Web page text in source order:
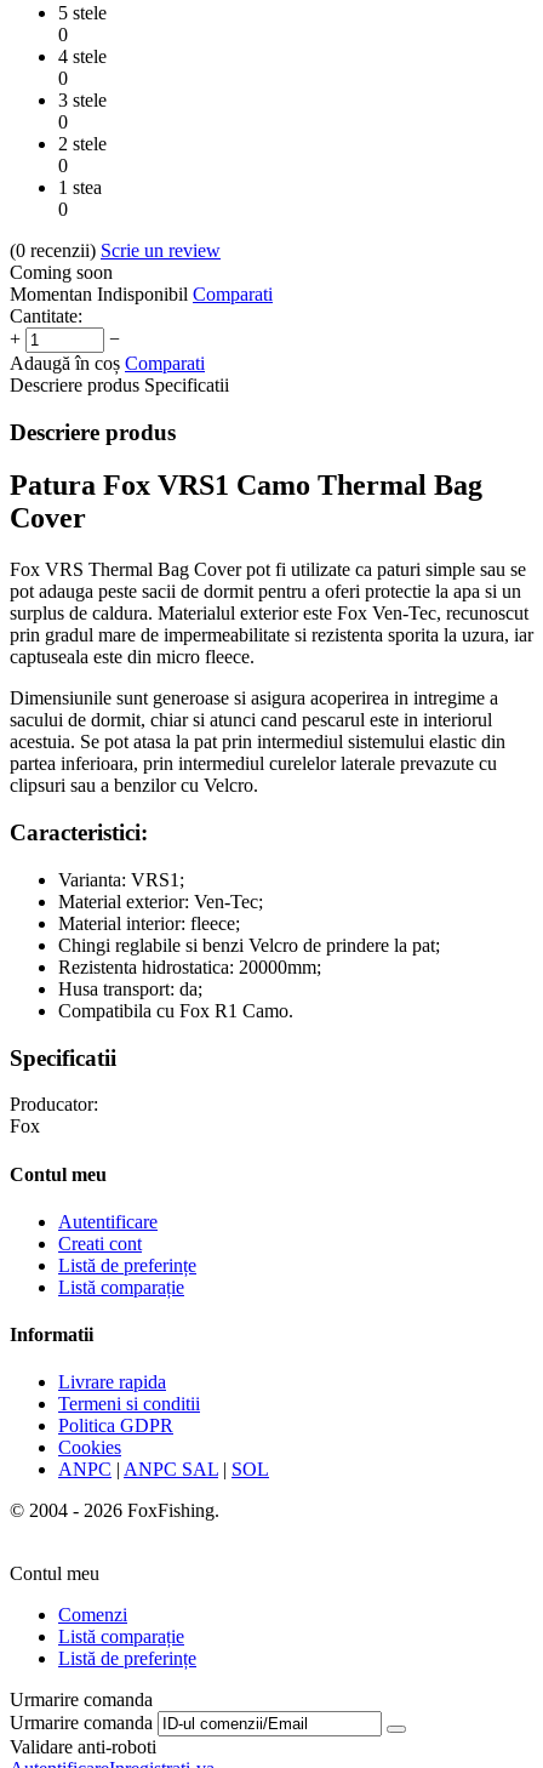
5 stele
0
4 stele
0
3 stele
0
2 stele
0
1 stea
0
(0 recenzii) Scrie un review
Coming soon
Momentan Indisponibil Comparati
Cantitate:
+
−
Adaugă în coș Comparati
Descriere produs Specificatii
Descriere produs
Patura Fox VRS1 Camo Thermal Bag
Cover
Fox VRS Thermal Bag Cover pot fi utilizate ca paturi simple sau se
pot adauga peste sacii de dormit pentru a oferi protectie la apa si un
surplus de caldura. Materialul exterior este Fox Ven-Tec, recunoscut
prin gradul mare de impermeabilitate si rezistenta sporita la uzura, iar
captuseala este din micro fleece.
Dimensiunile sunt generoase si asigura acoperirea in intregime a
sacului de dormit, chiar si atunci cand pescarul este in interiorul
acestuia. Se pot atasa la pat prin intermediul sistemului elastic din
partea inferioara, prin intermediul curelelor laterale prevazute cu
clipsuri sau a benzilor cu Velcro.
Caracteristici:
Varianta: VRS1;
Material exterior: Ven-Tec;
Material interior: fleece;
Chingi reglabile si benzi Velcro de prindere la pat;
Rezistenta hidrostatica: 20000mm;
Husa transport: da;
Compatibila cu Fox R1 Camo.
Specificatii
Producator:
Fox
Contul meu
Autentificare
Creati cont
Listă de preferințe
Listă comparație
Informatii
Livrare rapida
Termeni si conditii
Politica GDPR
Cookies
ANPC | ANPC SAL | SOL
© 2004 - 2026 FoxFishing.
Contul meu
Comenzi
Listă comparație
Listă de preferințe
Urmarire comanda
Urmarire comanda
Validare anti-roboti